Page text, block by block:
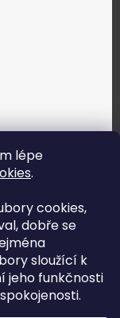
lépe
.
cookies,
dobře se
sloužící k
jeho funkčnosti